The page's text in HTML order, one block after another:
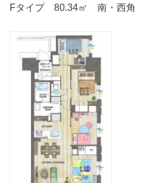
Fタイプ 80.34㎡ 南・西角